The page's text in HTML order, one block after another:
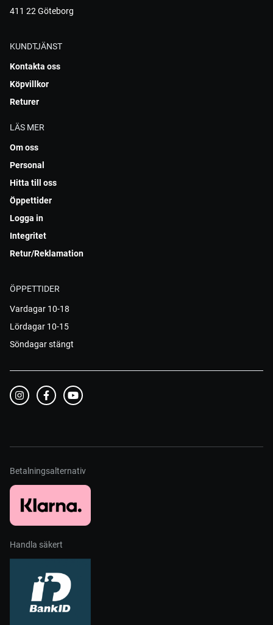
411 22 Göteborg
KUNDTJÄNST
Kontakta oss
Köpvillkor
Returer
LÄS MER
Om oss
Personal
Hitta till oss
Öppettider
Logga in
Integritet
Retur/Reklamation
ÖPPETTIDER
Vardagar 10-18
Lördagar 10-15
Söndagar stängt
Betalningsalternativ
Handla säkert